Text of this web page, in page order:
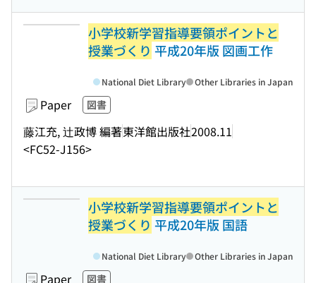
小学校新学習指導要領ポイントと
授業づくり 平成20年版 図画工作
Paper 図書
藤江充, 辻政博 編著東洋館出版社2008.11
<FC52-J156>
National Diet Library Other Libraries in Japan
小学校新学習指導要領ポイントと
授業づくり 平成20年版 国語
Paper 図書
National Diet Library Other Libraries in Japan